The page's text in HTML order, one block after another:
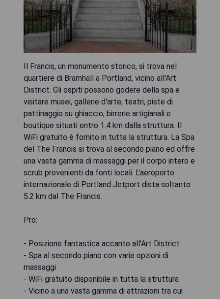
Il Francis, un monumento storico, si trova nel
quartiere di Bramhall a Portland, vicino all'Art
District. Gli ospiti possono godere della spa e
visitare musei, gallerie d'arte, teatri, piste di
pattinaggio su ghiaccio, birrerie artigianali e
boutique situati entro 1.4 km dalla struttura. Il
WiFi gratuito è fornito in tutta la struttura. La Spa
del The Francis si trova al secondo piano ed offre
una vasta gamma di massaggi per il corpo intero e
scrub provenienti da fonti locali. L'aeroporto
internazionale di Portland Jetport dista soltanto
5.2 km dal The Francis.
Pro:
- Posizione fantastica accanto all'Art District
- Spa al secondo piano con varie opzioni di
massaggi
- WiFi gratuito disponibile in tutta la struttura
- Vicino a una vasta gamma di attrazioni tra cui